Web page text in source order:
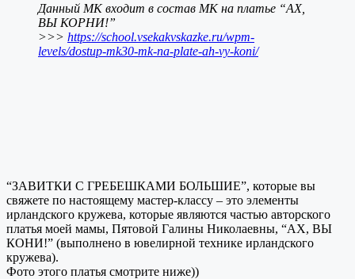
Данный МК входит в состав МК на платье “АХ,
ВЫ КОРНИ!”
>>> https://school.vsekakvskazke.ru/wpm-
levels/dostup-mk30-mk-na-plate-ah-vy-koni/
“ЗАВИТКИ С ГРЕБЕШКАМИ БОЛЬШИЕ”, которые вы
свяжете по настоящему мастер-классу – это элементы
ирландского кружева, которые являются частью авторского
платья моей мамы, Пятовой Галины Николаевны, “АХ, ВЫ
КОНИ!” (выполнено в ювелирной технике ирландского
кружева).
Фото этого платья смотрите ниже))